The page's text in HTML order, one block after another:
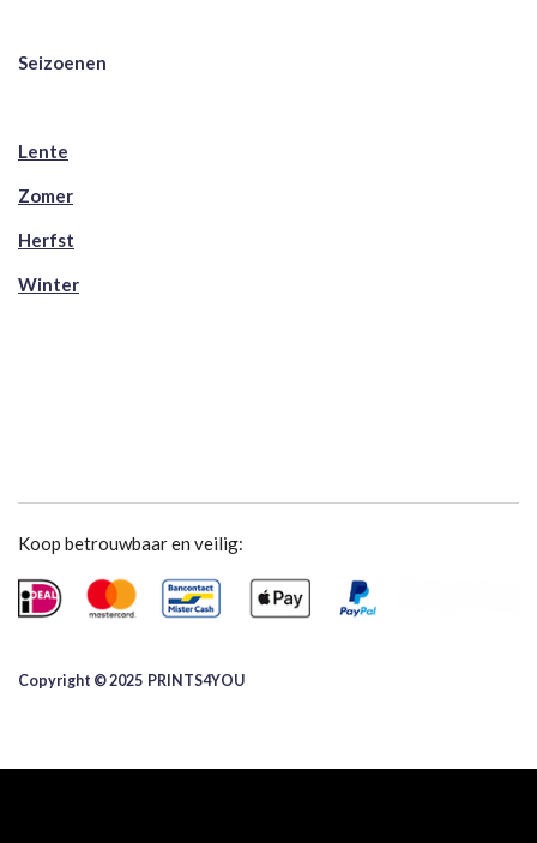
Seizoenen
Lente
Zomer
Herfst
Winter
Koop betrouwbaar en veilig:
Copyright © 2025 ​PRINTS4YOU